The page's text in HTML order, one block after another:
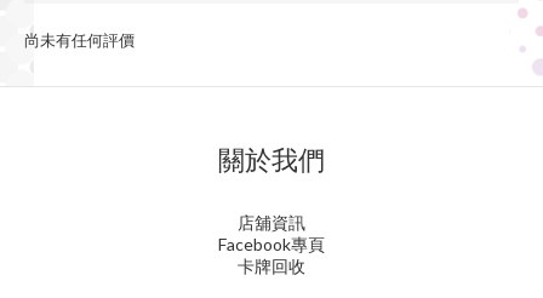
尚未有任何評價
關於我們
店舖資訊
Facebook專頁
卡牌回收